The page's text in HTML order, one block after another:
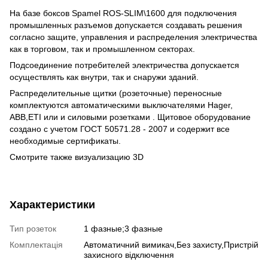
На базе боксов Spamel ROS-SLIM\1600 для подключения
промышленных разъемов допускается создавать решения
согласно защите, управления и распределения электричества
как в торговом, так и промышленном секторах.
Подсоединение потребителей электричества допускается
осуществлять как внутри, так и снаружи зданий.
Распределительные щитки (розеточные) переносные
комплектуются автоматическими выключателями Hager,
АВВ,ETI или и силовыми розетками . Щитовое оборудование
создано с учетом ГОСТ 50571.28 - 2007 и содержит все
необходимые сертификаты.
Смотрите также визуализацию 3D
Характеристики
Тип розеток
1 фазные;3 фазные
Комплектація
Автоматичний вимикач,Без захисту,Пристрій
захисного відключення